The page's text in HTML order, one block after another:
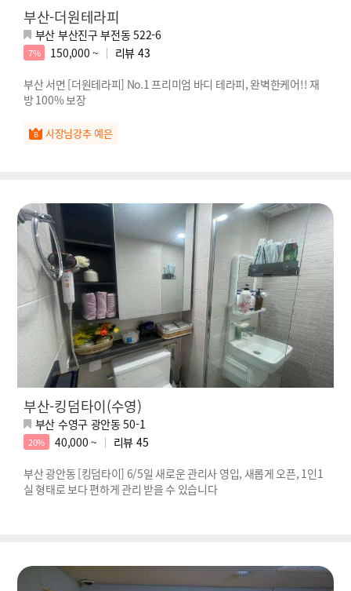
부산-더원테라피
부산 부산진구 부전동 522-6
7% 150,000 ~ 리뷰 43
부산 서면 [더원테라피] No.1 프리미엄 바디 테라피, 완벽한케어!! 재
방 100% 보장
사장님강추 예은
부산-킹덤타이(수영)
부산 수영구 광안동 50-1
20% 40,000 ~ 리뷰 45
부산 광안동 [킹덤타이] 6/5일 새로운 관리사 영입, 새롭게 오픈, 1인1
실 형태로 보다 편하게 관리 받을 수 있습니다